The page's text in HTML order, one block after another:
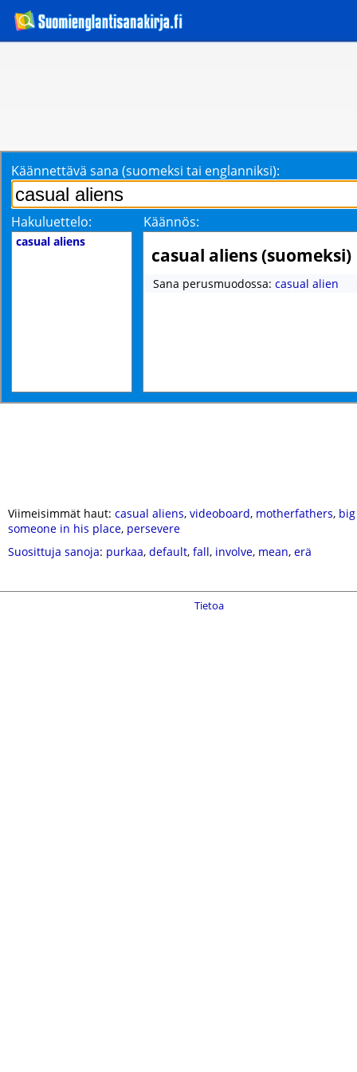
Käännettävä sana (suomeksi tai englanniksi):
Hakuluettelo: Käännös:
casual aliens
casual aliens (suomeksi)
Sana perusmuodossa: casual alien
Viimeisimmät haut: casual aliens, videoboard, motherfathers,
someone in his place, persevere
Suosittuja sanoja: purkaa, default, fall, involve, mean, erä
Tietoa